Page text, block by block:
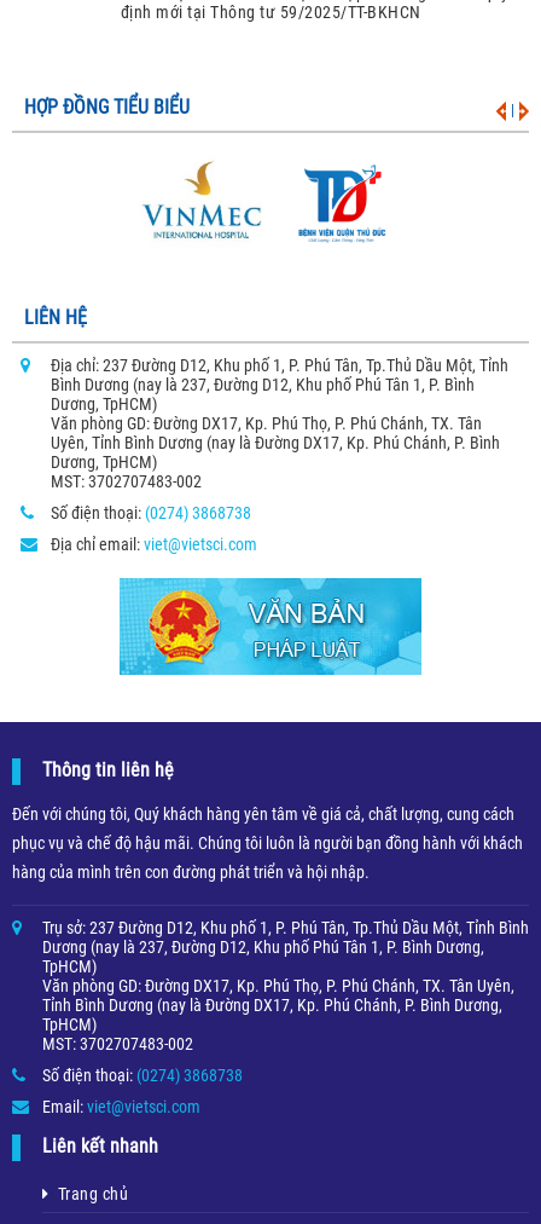
định mới tại Thông tư 59/2025/TT-BKHCN
HỢP ĐỒNG TIỂU BIỂU |
LIÊN HỆ
Địa chỉ: 237 Đường D12, Khu phố 1, P. Phú Tân, Tp.Thủ Dầu Một, Tỉnh
Bình Dương (nay là 237, Đường D12, Khu phố Phú Tân 1, P. Bình
Dương, TpHCM)
Văn phòng GD: Đường DX17, Kp. Phú Thọ, P. Phú Chánh, TX. Tân
Uyên, Tỉnh Bình Dương (nay là Đường DX17, Kp. Phú Chánh, P. Bình
Dương, TpHCM)
MST: 3702707483-002
Số điện thoại: (0274) 3868738
Địa chỉ email:viet@vietsci.com
Thông tin liên hệ
Đến với chúng tôi, Quý khách hàng yên tâm về giá cả, chất lượng, cung cách
phục vụ và chế độ hậu mãi. Chúng tôi luôn là người bạn đồng hành với khách
hàng của mình trên con đường phát triển và hội nhập.
Trụ sở: 237 Đường D12, Khu phố 1, P. Phú Tân, Tp.Thủ Dầu Một, Tỉnh Bình
Dương (nay là 237, Đường D12, Khu phố Phú Tân 1, P. Bình Dương,
TpHCM)
Văn phòng GD: Đường DX17, Kp. Phú Thọ, P. Phú Chánh, TX. Tân Uyên,
Tỉnh Bình Dương (nay là Đường DX17, Kp. Phú Chánh, P. Bình Dương,
TpHCM)
MST: 3702707483-002
Số điện thoại: (0274) 3868738
Email:viet@vietsci.com
Liên kết nhanh
Trang chủ